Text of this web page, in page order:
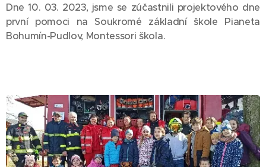
Dne 10. 03. 2023, jsme se zúčastnili projektového dne
první pomoci na Soukromé základní škole Pianeta
Bohumín-Pudlov, Montessori škola.